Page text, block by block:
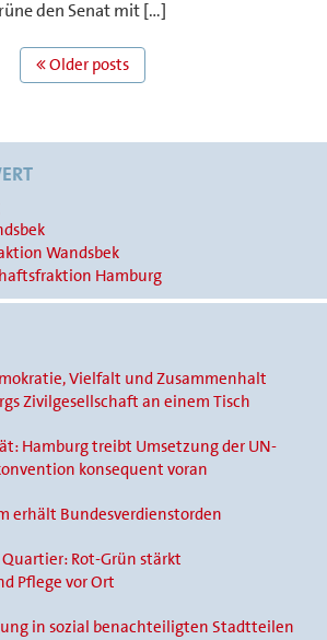
den Senat mit […]
Older posts
Wandsbek
Hamburg
Vielfalt und Zusammenhalt
Zivilgesellschaft an einem Tisch
Hamburg treibt Umsetzung der UN-
konsequent voran
erhält Bundesverdienstorden
Rot-Grün stärkt
Pflege vor Ort
in sozial benachteiligten Stadtteilen